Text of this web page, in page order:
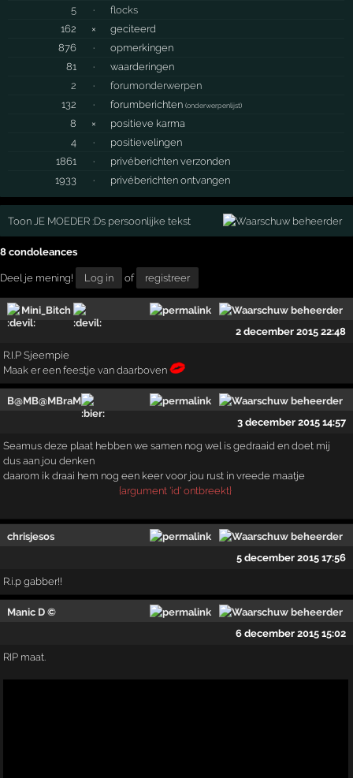
5
·
flocks
162
×
geciteerd
876
·
opmerkingen
81
·
waarderingen
2
·
forumonderwerpen
132
· forumberichten(onderwerpenlijst)
8 ×
positieve karma
4
·
positievelingen
1861
·
privéberichten verzonden
1933
· privéberichten ontvangen
Toon JE MOEDER :Ds persoonlijke tekst
8 condoleances
Deel je mening! Log in of registreer
Mini_Bitch
2 december 2015 22:48
R.I.P Sjeempie
Maak er een feestje van daarboven
B@MB@MBraM
3 december 2015 14:57
Seamus deze plaat hebben we samen nog wel is gedraaid en doet mij
dus aan jou denken
daarom ik draai hem nog een keer voor jou rust in vreede maatje
{argument 'id' ontbreekt}
chrisjesos
5 december 2015 17:56
R.i.p gabber!!
Manic D ©
6 december 2015 15:02
RIP maat.